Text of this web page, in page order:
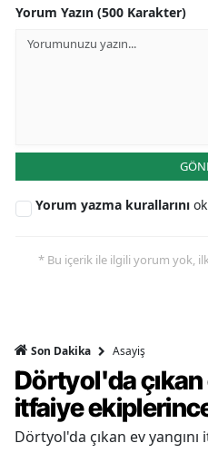
Yorum Yazın (500 Karakter)
Yorum yazma kurallarını
* Bu içerik ile ilgili yorum yok,
Son Dakika Asayiş
Dörtyol'da çıkan
itfaiye
Dörtyol'da çıkan ev